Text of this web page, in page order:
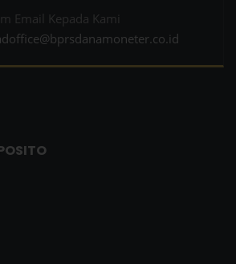
Email Kepada Kami